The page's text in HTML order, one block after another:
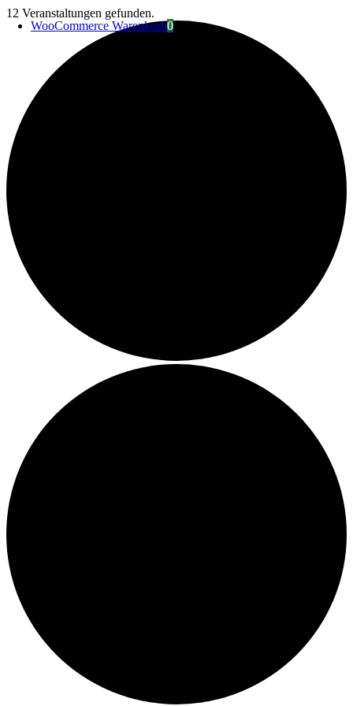
Zum
InhaltWooCommerce Warenkorb0
12 Veranstaltungen gefunden.